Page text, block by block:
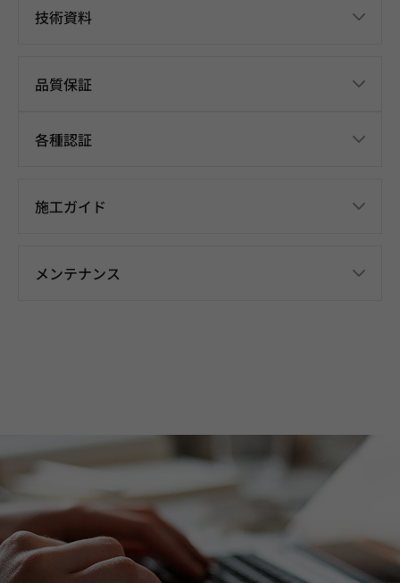
技術資料
品質保証
各種認証
施工ガイド
メンテナンス